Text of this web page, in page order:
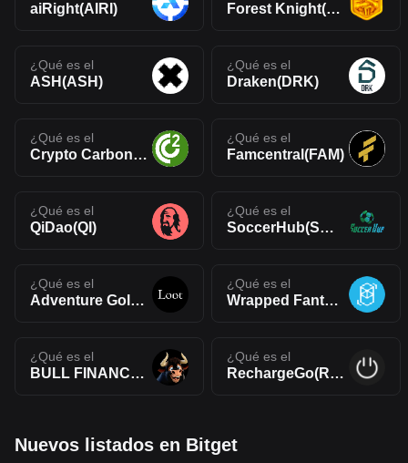
aiRight(AIRI) Forest Knight(KNIGHT)
¿Qué es el
ASH(ASH)
¿Qué es el
Draken(DRK)
¿Qué es el
Crypto Carbon Energy(CYCE)
¿Qué es el
Famcentral(FAM)
¿Qué es el
QiDao(QI)
¿Qué es el
SoccerHub(SCH)
¿Qué es el
Adventure Gold(AGLD)
¿Qué es el
Wrapped Fantom(WFTM)
¿Qué es el
BULL FINANCE(BULL)
¿Qué es el
RechargeGo(RCGE)
Nuevos listados en Bitget